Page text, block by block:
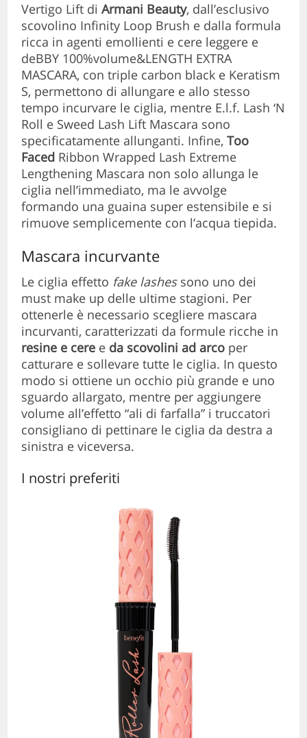
Vertigo Lift diArmani Beauty, dall’esclusivo
scovolino Infinity Loop Brush e dalla formula
ricca in agenti emollienti e cere leggere e
deBBY 100%volume&LENGTH EXTRA
MASCARA, con triple carbon black e Keratism
S, permettono di allungare e allo stesso
tempo incurvare le ciglia, mentre E.l.f. Lash ‘N
Roll e Sweed Lash Lift Mascara sono
specificatamente allunganti. Infine,Too
Faced Ribbon Wrapped Lash Extreme
Lengthening Mascara non solo allunga le
ciglia nell’immediato, ma le avvolge
formando una guaina super estensibile e si
rimuove semplicemente con l’acqua tiepida.
Mascara incurvante
Le ciglia effetto fake lashes sono uno dei
must make up delle ultime stagioni. Per
ottenerle è necessario scegliere mascara
incurvanti, caratterizzati da formule ricche in
resine e cere e da scovolini ad arco per
catturare e sollevare tutte le ciglia. In questo
modo si ottiene un occhio più grande e uno
sguardo allargato, mentre per aggiungere
volume all’effetto “ali di farfalla” i truccatori
consigliano di pettinare le ciglia da destra a
sinistra e viceversa.
I nostri preferiti